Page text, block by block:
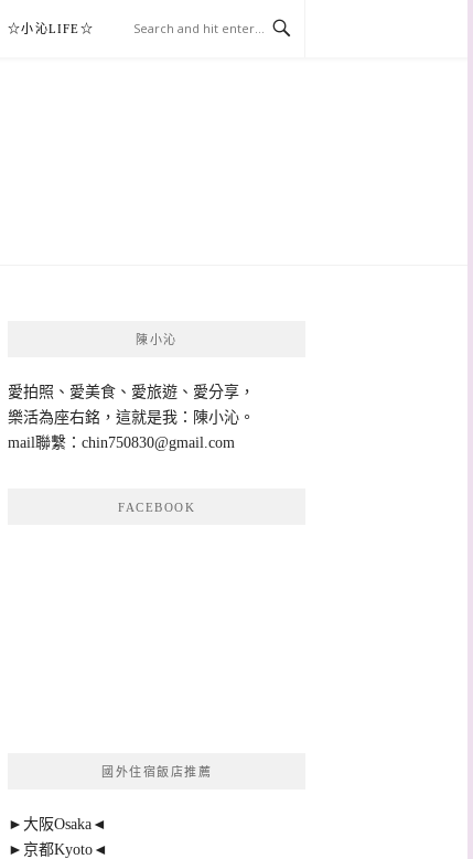
☆小沁LIFE☆
陳小沁
愛拍照、愛美食、愛旅遊、愛分享，
樂活為座右銘，這就是我：陳小沁。
mail聯繫： chin750830@gmail.com
FACEBOOK
國外住宿飯店推薦
►大阪Osaka◄
►京都Kyoto◄